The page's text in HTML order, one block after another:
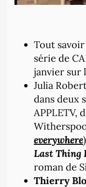
Tout
série de
janvier sur
Julia
dans deux
APPLETV,
everywhere
Last Thing
roman de
Thierry